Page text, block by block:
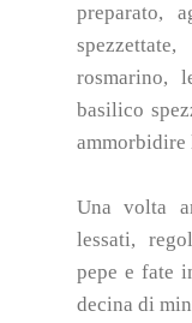
preparato,
basilico
ammorbidire
Una volta
lessati,
pepe e fate
decina di